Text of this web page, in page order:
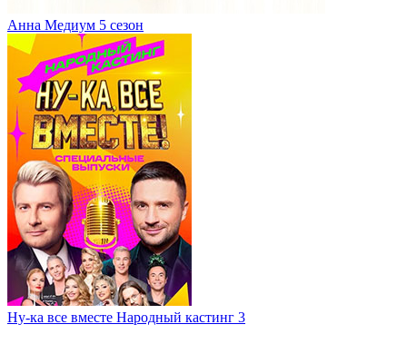
Анна Медиум 5 сезон
Ну-ка все вместе Народный кастинг 3